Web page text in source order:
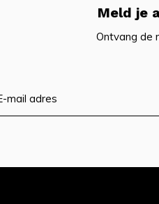
Meld je
Ontvang de